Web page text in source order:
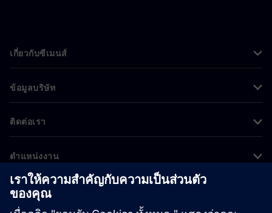
เกี่ยวกับซีเมนส์
ข้อมูลบริษัท
ติดต่อเรา
ตำแหน่งงาน
© Siemens 2026